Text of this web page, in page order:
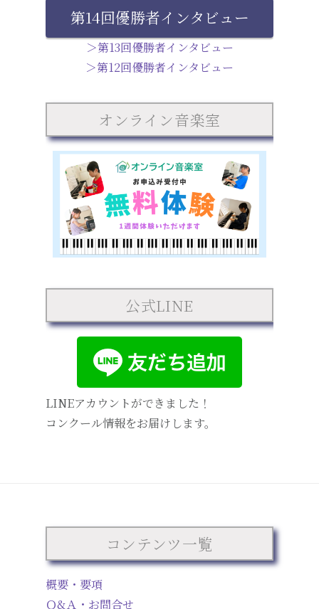
第14回優勝者インタビュー
＞第13回優勝者インタビュー
＞第12回優勝者インタビュー
オンライン音楽室
公式LINE
LINEアカウントができました！
コンクール情報をお届けします。
コンテンツ一覧
概要・要項
Ｑ&Ａ・お問合せ